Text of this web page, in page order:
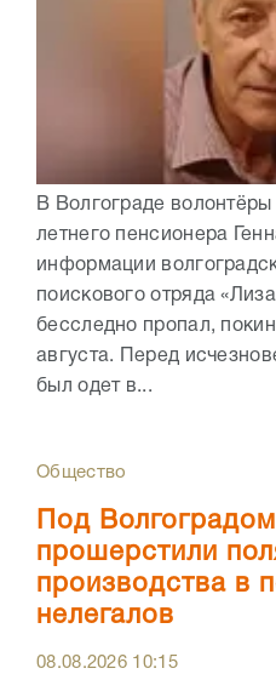
В Волгограде
летнего пенсионера
информации
поискового отряда
бесследно пропал,
августа. Перед
был одет в...
Общество
Под
прошерстили
производства в
нелегалов
08.08.2026 10:15